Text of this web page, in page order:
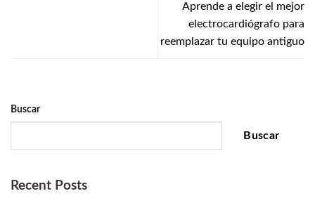
Aprende a elegir el mejor
electrocardiógrafo para
reemplazar tu equipo antiguo
Buscar
Buscar
Recent Posts